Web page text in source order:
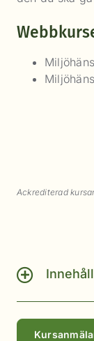
Ackrediterad